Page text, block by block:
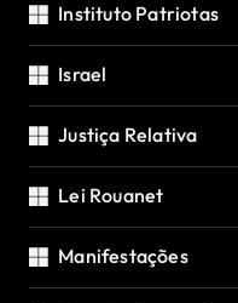
Instituto Patriotas
Israel
Justiça Relativa
Lei Rouanet
Manifestações